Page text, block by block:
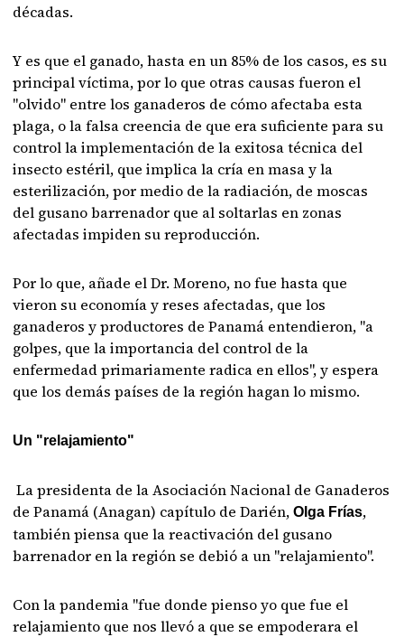
décadas.
Y es que el ganado, hasta en un 85% de los casos, es su
principal víctima, por lo que otras causas fueron el
"olvido" entre los ganaderos de cómo afectaba esta
plaga, o la falsa creencia de que era suficiente para su
control la implementación de la exitosa técnica del
insecto estéril, que implica la cría en masa y la
esterilización, por medio de la radiación, de moscas
del gusano barrenador que al soltarlas en zonas
afectadas impiden su reproducción.
Por lo que, añade el Dr. Moreno, no fue hasta que
vieron su economía y reses afectadas, que los
ganaderos y productores de Panamá entendieron, "a
golpes, que la importancia del control de la
enfermedad primariamente radica en ellos", y espera
que los demás países de la región hagan lo mismo.
Un "relajamiento"
La presidenta de la Asociación Nacional de Ganaderos
de Panamá (Anagan) capítulo de Darién,Olga Frías,
también piensa que la reactivación del gusano
barrenador en la región se debió a un "relajamiento".
Con la pandemia "fue donde pienso yo que fue el
relajamiento que nos llevó a que se empoderara el